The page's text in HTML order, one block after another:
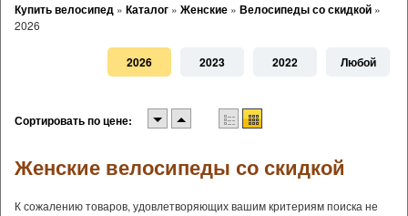
Купить велосипед » Каталог » Женские » Велосипеды со скидкой »
2026
2026 2023 2022 Любой
Сортировать по цене:
Женские велосипеды со скидкой
К сожалению товаров, удовлетворяющих вашим критериям поиска не